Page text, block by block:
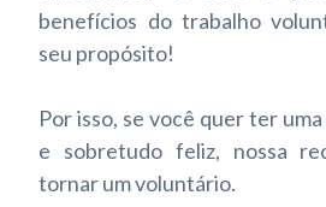
benefícios do trabalho
seu propósito!
Por isso, se você quer ter
e sobretudo feliz, nossa
tornar um voluntário.